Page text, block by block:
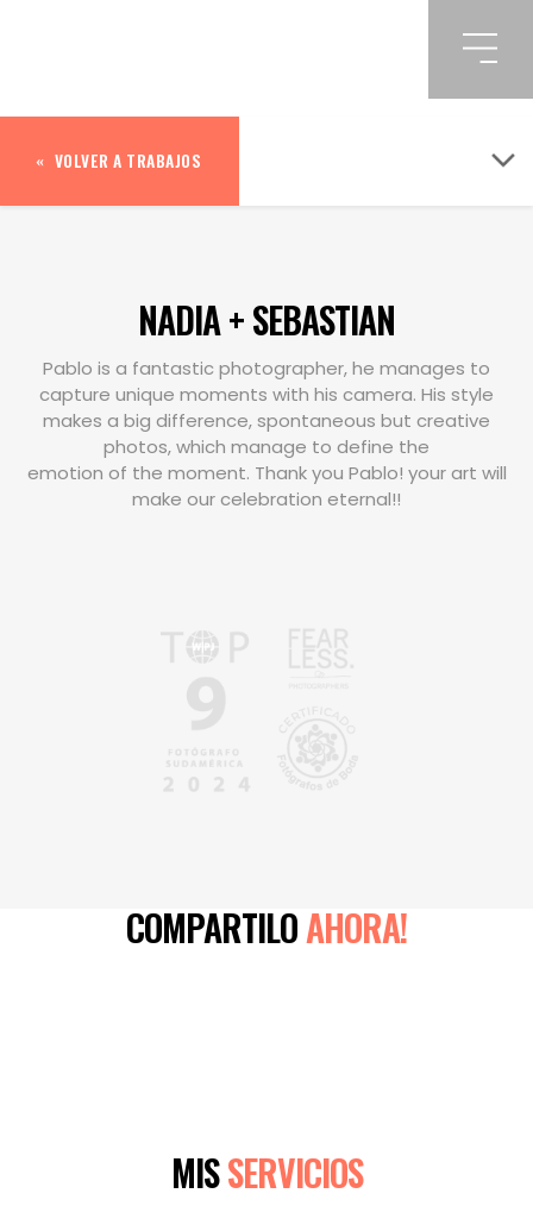
VOLVER A TRABAJOS
NADIA + SEBASTIAN
Pablo is a fantastic photographer, he manages to
capture unique moments with his camera. His style
makes a big difference, spontaneous but creative
photos, which manage to define the
emotion of the moment. Thank you Pablo! your art will
make our celebration eternal!!
COMPARTILOAHORA!
MISSERVICIOS